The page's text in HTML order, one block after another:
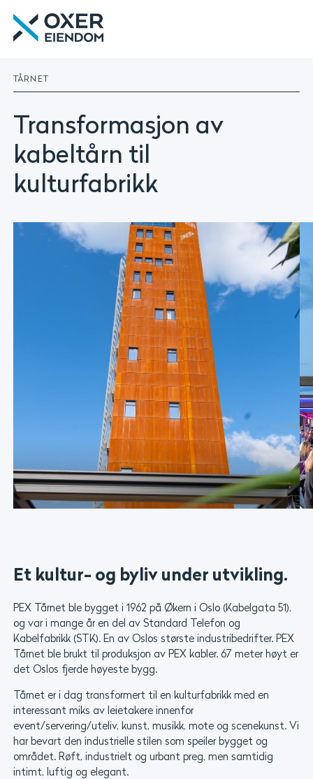
innhold
Eiendom
Utvikling
TÅRNET
Transformasjon av
kabeltårn til
kulturfabrikk
Et kultur- og byliv under utvikling.
PEX Tårnet ble bygget i 1962 på Økern i Oslo (Kabelgata 51),
og var i mange år en del av Standard Telefon og
Kabelfabrikk (STK). En av Oslos største industribedrifter. PEX
Tårnet ble brukt til produksjon av PEX kabler. 67 meter høyt er
det Oslos fjerde høyeste bygg.
Tårnet er i dag transformert til en kulturfabrikk med en
interessant miks av leietakere innenfor
event/servering/uteliv, kunst, musikk, mote og scenekunst. Vi
har bevart den industrielle stilen som speiler bygget og
området. Røft, industrielt og urbant preg, men samtidig
intimt, luftig og elegant.